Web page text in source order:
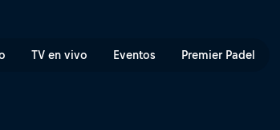
TV en vivo Eventos Premier Padel
momentos del Cliff